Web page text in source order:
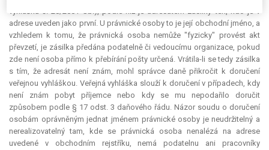
vyhlášku č. 28/2001 Sb.), podle níž je adresátem zásilky ten, kdo je v
adrese uveden jako první. U právnické osoby to je její obchodní jméno, a
vzhledem k tomu, že právnická osoba nemůže "fyzicky" provést akt
převzetí, je zásilka předána podatelně či vedoucímu organizace, pokud
zde není osoba přímo k přebírání pošty určená. Vrátila-li se tedy zásilka
s tím, že adresát není znám, mohl správce daně přikročit k doručení
veřejnou vyhláškou. Veřejná vyhláška slouží k doručení v případech, kdy
není znám pobyt příjemce nebo kdy se mu nepodařilo doručit
způsobem podle § 17 odst. 3 daňového řádu. Názor soudu o doručení
osobám oprávněným jednat jménem právnické osoby je neudržitelný a
nerealizovatelný tam, kde se právnická osoba nenalézá na adrese
uvedené v obchodním rejstříku, nemá podatelnu ani pracovníky